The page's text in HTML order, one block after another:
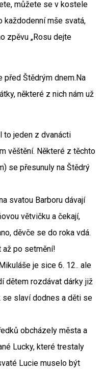
můžete se v kostele
každodenní mše svatá,
zpěvu „Rosu dejte
před Štědrým dnem.Na
některé z nich nám už
to jeden z dvanácti
věštění. Některé z těchto
se přesunuly na Štědrý
svatou Barboru dávají
větvičku a čekají,
děvče se do roka vdá.
po setmění!
je sice 6. 12.. ale
dětem rozdávat dárky již
se slaví dodnes a děti se
obcházely města a
Lucky, které trestaly
Lucie muselo být